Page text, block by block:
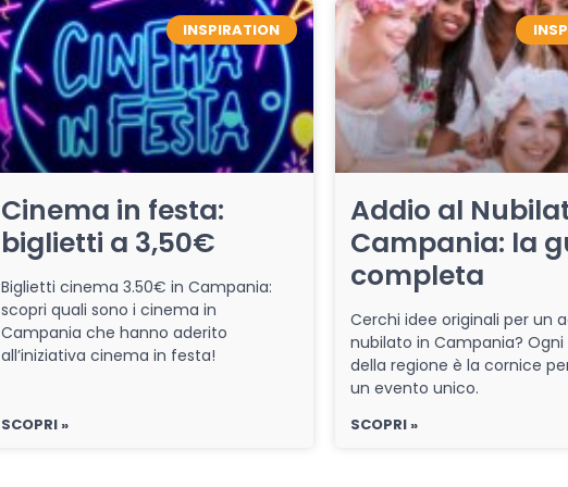
INSPIRATION
Cinema in festa:
biglietti a 3,50€
Biglietti cinema 3.50€ in Campania:
scopri quali sono i cinema in
Campania che hanno aderito
all’iniziativa cinema in festa!
SCOPRI »
Addio al
Campania: la
completa
Cerchi idee originali per un
nubilato in Campania?
della regione è la cornice
un evento unico.
SCOPRI »